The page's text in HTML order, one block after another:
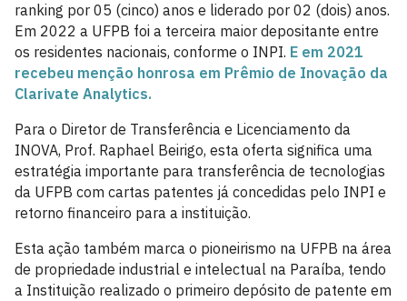
ranking por 05 (cinco) anos e liderado por 02 (dois) anos.
Em 2022 a UFPB foi a terceira maior depositante entre
os residentes nacionais, conforme o INPI. E em 2021
recebeu menção honrosa em Prêmio de Inovação da
Clarivate Analytics.
Para o Diretor de Transferência e Licenciamento da
INOVA, Prof. Raphael Beirigo, esta oferta significa uma
estratégia importante para transferência de tecnologias
da UFPB com cartas patentes já concedidas pelo INPI e
retorno financeiro para a instituição.
Esta ação também marca o pioneirismo na UFPB na área
de propriedade industrial e intelectual na Paraíba, tendo
a Instituição realizado o primeiro depósito de patente em